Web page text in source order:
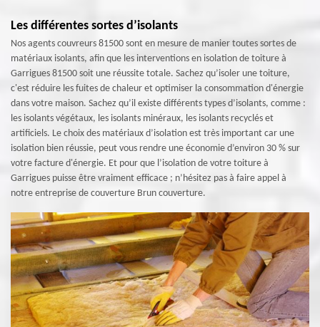
Les différentes sortes d’isolants
Nos agents couvreurs 81500 sont en mesure de manier toutes sortes de
matériaux isolants, afin que les interventions en isolation de toiture à
Garrigues 81500 soit une réussite totale. Sachez qu’isoler une toiture,
c'est réduire les fuites de chaleur et optimiser la consommation d'énergie
dans votre maison. Sachez qu’il existe différents types d’isolants, comme :
les isolants végétaux, les isolants minéraux, les isolants recyclés et
artificiels. Le choix des matériaux d’isolation est très important car une
isolation bien réussie, peut vous rendre une économie d’environ 30 % sur
votre facture d'énergie. Et pour que l’isolation de votre toiture à
Garrigues puisse être vraiment efficace ; n’hésitez pas à faire appel à
notre entreprise de couverture Brun couverture.